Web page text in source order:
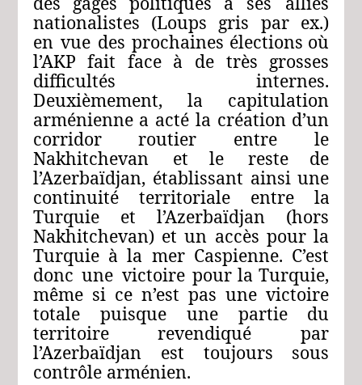
nationalistes (Loups gris par ex.)
en vue des prochaines élections où
l’AKP fait face à de très grosses
difficultés
internes.
Deuxièmement,
la
capitulation
arménienne a actélacréation d’un
corridor
routier entre le
Nakhitchevan
et le
reste de
l’Azerbaïdjan, établissant ainsi une
continuité
territoriale entre
la
Turquie
et l’Azerbaïdjan
(hors
Nakhitchevan) et un accès pour la
Turquie à la mer Caspienne. C’est
donc une victoire pour la Turquie,
même si ce n’est pas une victoire
totale
puisque une partie
du
territoire
revendiqué
par
l’Azerbaïdjan est toujours
sous
contrôle arménien.